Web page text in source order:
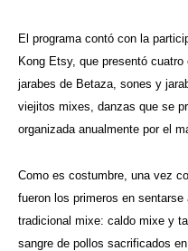
El programa contó con la
Kong Etsy, que presentó
jarabes de Betaza, sones y
viejitos mixes, danzas que se
organizada anualmente por el
Como es costumbre, una vez
fueron los primeros en
tradicional mixe: caldo mixe y
sangre de pollos sacrificados